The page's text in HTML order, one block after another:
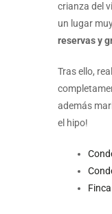
crianza del
un lugar
reservas y
Tras ello,
además
el hipo!